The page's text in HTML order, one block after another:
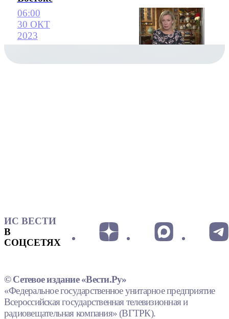
06:00
30 ОКТ
2023
ИС ВЕСТИ
В
СОЦСЕТЯХ
© Сетевое издание «Вести.Ру»
«Федеральное государственное унитарное предприятие
Всероссийская государственная телевизионная и
радиовещательная компания» (ВГТРК).